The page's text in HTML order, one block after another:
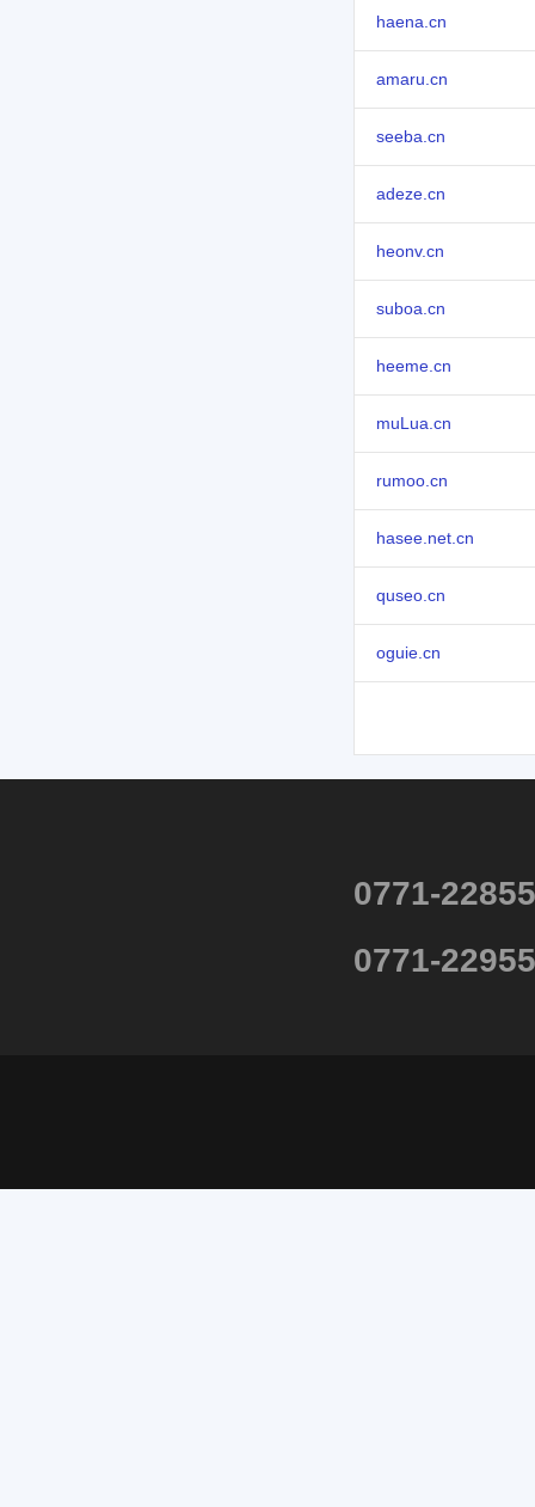
haena.cn
amaru.cn
seeba.cn
adeze.cn
heonv.cn
suboa.cn
heeme.cn
muLua.cn
rumoo.cn
hasee.net.cn
quseo.cn
oguie.cn
0771-
0771-